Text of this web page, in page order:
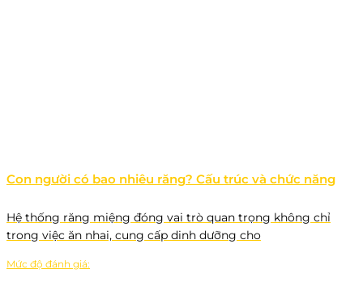
Con người có bao nhiêu răng? Cấu trúc và chức năng
Hệ thống răng miệng đóng vai trò quan trọng không chỉ
trong việc ăn nhai, cung cấp dinh dưỡng cho
Mức độ đánh giá: